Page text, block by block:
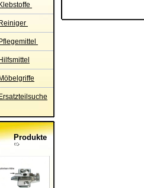
Klebstoffe
Reiniger
Pflegemittel
Hilfsmittel
Möbelgriffe
Ersatzteilsuche
Produkte